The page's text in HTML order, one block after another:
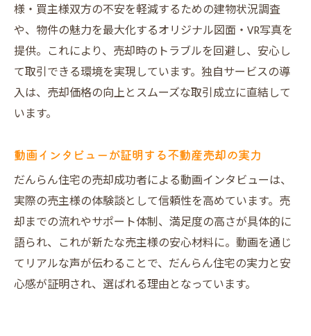
様・買主様双方の不安を軽減するための建物状況調査
や、物件の魅力を最大化するオリジナル図面・VR写真を
提供。これにより、売却時のトラブルを回避し、安心し
て取引できる環境を実現しています。独自サービスの導
入は、売却価格の向上とスムーズな取引成立に直結して
います。
動画インタビューが証明する不動産売却の実力
だんらん住宅の売却成功者による動画インタビューは、
実際の売主様の体験談として信頼性を高めています。売
却までの流れやサポート体制、満足度の高さが具体的に
語られ、これが新たな売主様の安心材料に。動画を通じ
てリアルな声が伝わることで、だんらん住宅の実力と安
心感が証明され、選ばれる理由となっています。